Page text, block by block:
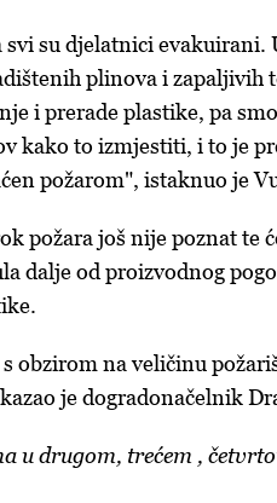
su djelatnici evakuirani.
plinova i zapaljivih
i prerade plastike, pa
kako to izmjestiti, i to je
požarom", istaknuo je
požara još nije poznat te
dalje od proizvodnog
obzirom na veličinu
je dogradonačelnik
u drugom, trećem ,